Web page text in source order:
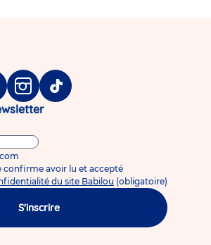
Instagram
Tiktok
confirme avoir lu et accepté
du site Babilou (obligatoire)
S'inscrire